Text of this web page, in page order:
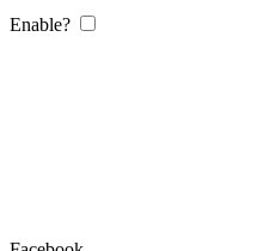
Enable?